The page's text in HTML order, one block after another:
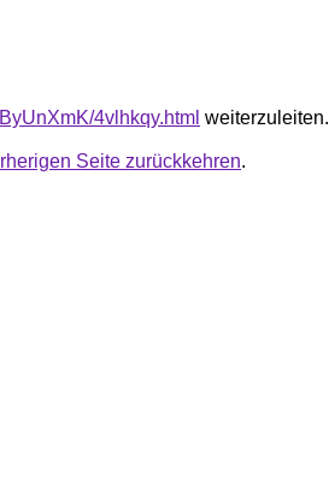
4vlhkqy.html weiterzuleiten.
Seite zurückkehren.